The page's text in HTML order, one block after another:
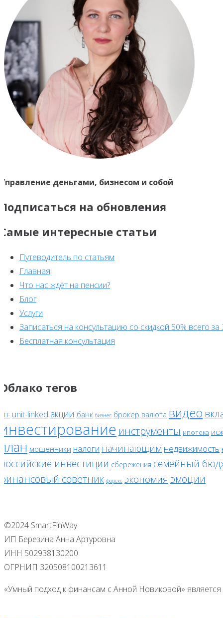
Управление деньгами, бизнесом и собой
Подписаться на обновления
Самые интересные статьи
Путеводитель по статьям
Главная
Что нас ждёт на пенсии?
Блог
Услуги
Записаться на консультацию со скидкой 50% всего
Бесплатная консультация
Облако тегов
ETF unit-linked акции банк бизнес брокер валюта видео
инвестирование инструменты ипотека
план мошенники налоги начинающим недвижимость
российские инвестиции сбережения семейный
финансовый советник форекс экономия эмоции
©2024 SmartFinWay
ИП Березина Анна Артуровна
ИНН 502938130200
ОГРНИП 320508100213611
«Умный подход к финансам с Анной Новиковой»